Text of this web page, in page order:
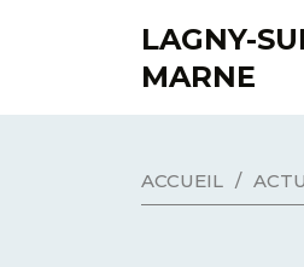
LAGNY-
MARNE
ACCUEIL /